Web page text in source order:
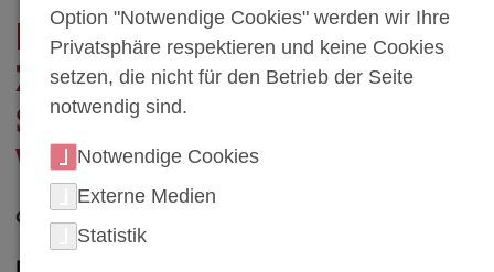
NETZWERK
ZUKUNFTSREGION
STEYR BEI WEBA
WERKZEUGBAU
02. Mai 2022
Option "Notwendige Cookies" werden wir Ihre
Privatsphäre respektieren und keine Cookies
setzen, die nicht für den Betrieb der Seite
notwendig sind.
Notwendige Cookies
Externe Medien
Statistik